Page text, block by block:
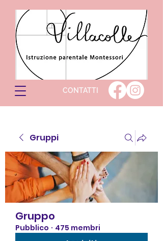
CONTATTI
Gruppi
Gruppo
Pubblico · 475 membri